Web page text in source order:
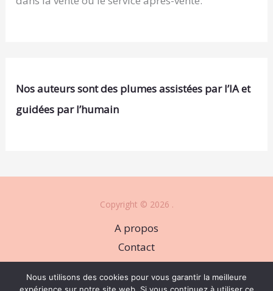
Nos auteurs sont des plumes assistées par l’IA et
guidées par l’humain
Copyright © 2026 .
A propos
Contact
Plan du site
Mentions légales
Nous utilisons des cookies pour vous garantir la meilleure